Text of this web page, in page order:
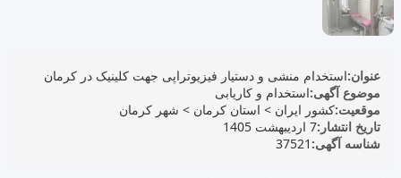
عنوان:استخدام منشی و دستیار فیزیوتراپی جهت کلینیک در کرمان
موضوع آگهی:استخدام و کاریابی
موقعیت:کشور ایران > استان کرمان > شهر کرمان
تاریخ انتشار:7 اردیبهشت 1405
شناسه آگهی: 37521